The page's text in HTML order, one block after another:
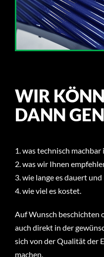
WIR
DANN
1. was technisch machbar
2. was wir Ihnen
3. wie lange es dauert und
4. wie viel es kostet.
Auf Wunsch beschichten
auch direkt in der
sich von der Qualität der
machen.